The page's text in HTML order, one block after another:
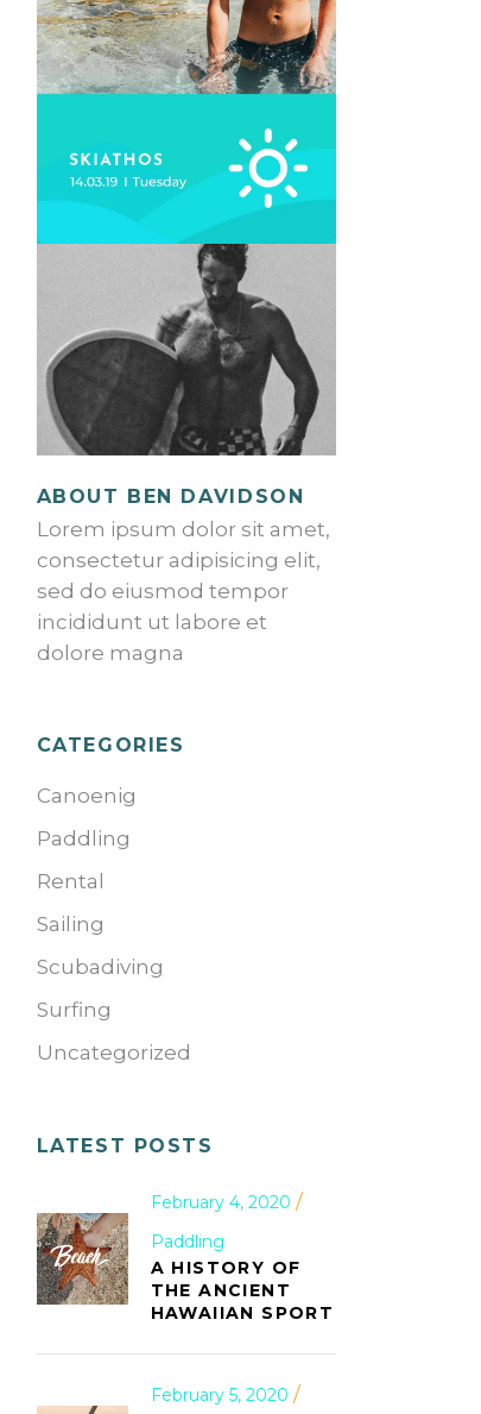
ABOUT BEN DAVIDSON
Lorem ipsum dolor sit amet,
consectetur adipisicing elit,
sed do eiusmod tempor
incididunt ut labore et
dolore magna
CATEGORIES
Canoenig
Paddling
Rental
Sailing
Scubadiving
Surfing
Uncategorized
LATEST POSTS
February 4, 2020
Paddling
A HISTORY OF
THE ANCIENT
HAWAIIAN SPORT
February 5, 2020